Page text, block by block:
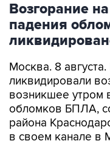
Возгорание
падения
Москва. 8
ликвидировали
возникшее утром
обломков БПЛА,
района
в своем канале в